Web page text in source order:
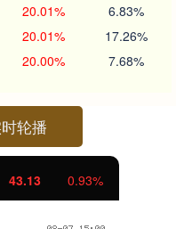
20.01% 6.83%
20.01% 17.26%
20.00% 7.68%
轮播